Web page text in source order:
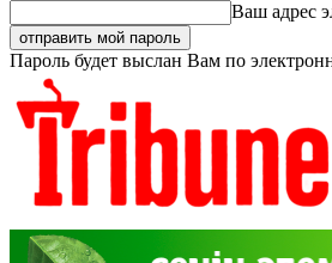
Ваш адрес
Пароль будет выслан Вам по